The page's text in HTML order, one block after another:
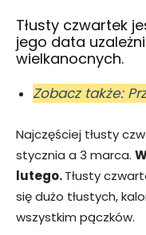
Tłusty czwartek
jego data
wielkanocnych.
Zobacz także:
Najczęściej tłusty
stycznia a 3 marca.
lutego.Tłusty
się dużo tłustych,
wszystkim pączków.